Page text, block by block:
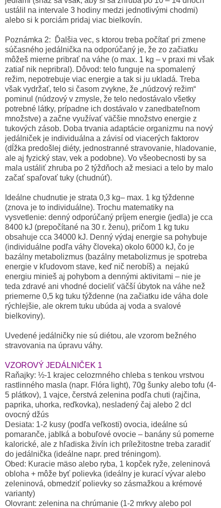
ustálil na intervale 3 hodiny medzi jednotlivými chodmi)
alebo si k porciám pridaj viac bielkovín.
Poznámka 2: Ďalšia vec, s ktorou treba počítať pri zmene
súčasného jedálnička na odporúčaný je, že zo začiatku
môžeš mierne pribrať na váhe (o max. 1 kg – v praxi mi však
zatiaľ nik nepribral). Dôvod: telo funguje na spomalený
režim, nepotrebuje viac energie a tak si ju ukladá. Treba
však vydržať, telo si časom zvykne, že „núdzový režim“
pominul (núdzový v zmysle, že telo nedostávalo všetky
potrebné látky, prípadne ich dostávalo v zanedbateľnom
množstve) a začne využívať väčšie množstvo energie z
tukových zásob. Doba trvania adaptácie organizmu na nový
jedálniček je individuálna a závisí od viacerých faktorov
(dĺžka predošlej diéty, jednostranné stravovanie, hladovanie,
ale aj fyzický stav, vek a podobne). Vo všeobecnosti by sa
mala ustáliť zhruba po 2 týždňoch až mesiaci a telo by malo
začať spaľovať tuky (chudnúť).
Ideálne chudnutie je strata 0,3 kg– max. 1 kg týždenne
(znova je to individuálne). Trochu matematiky na
vysvetlenie: denný odporúčaný príjem energie (jedla) je cca
8400 kJ (prepočítané na 30 r. ženu), pričom 1 kg tuku
obsahuje cca 34000 kJ. Denný výdaj energie sa pohybuje
(individuálne podľa váhy človeka) okolo 6000 kJ, čo je
bazálny metabolizmus (bazálny metabolizmus je spotreba
energie v kľudovom stave, keď nič nerobíš) a nejakú
energiu minieš aj pohybom a dennými aktivitami – nie je
teda zdravé ani vhodné docieliť väčší úbytok na váhe než
priemerne 0,5 kg tuku týždenne (na začiatku ide váha dole
rýchlejšie, ale okrem tuku ubúda aj voda a svalové
bielkoviny).
Uvedené jedálničky nie sú diétou, ale vzorom bežného
stravovania na úpravu váhy.
VZOROVÝ JEDÁLNIČEK 1
Raňajky: ½-1 krajec celozrnného chleba s tenkou vrstvou
rastlinného masla (napr. Flóra light), 70g šunky alebo tofu (4-
5 plátkov), 1 vajce, čerstvá zelenina podľa chuti (rajčina,
paprika, uhorka, reďkovka), nesladený čaj alebo 2 dcl
ovocný džús
Desiata: 1-2 kusy (podľa veľkosti) ovocia, ideálne sú
pomaranče, jablká a bobuľové ovocie – banány sú pomerne
kalorické, ale z hľadiska živín ich príležitostne treba zaradiť
do jedálnička (ideálne napr. pred tréningom).
Obed: Kuracie mäso alebo ryba, 1 kopček ryže, zeleninová
obloha + môže byť polievka (ideálny je kurací vývar alebo
zeleninová, obmedziť polievky so zásmažkou a krémové
varianty)
Olovrant: zelenina na chrúmanie (1-2 mrkvy alebo pol